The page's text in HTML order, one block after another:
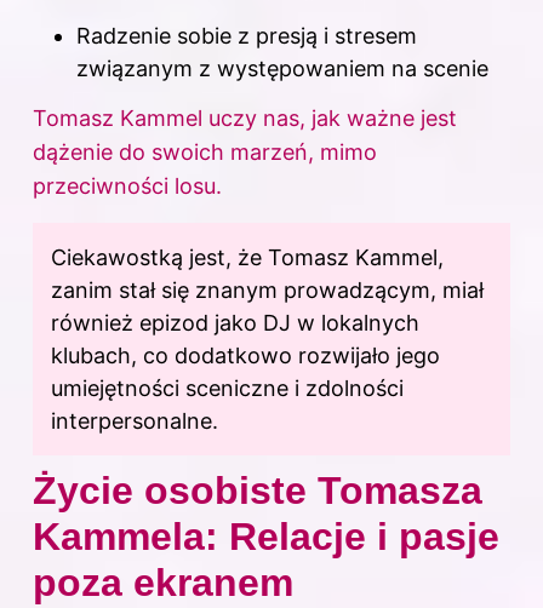
Radzenie sobie z presją i stresem
związanym z występowaniem na scenie
Tomasz Kammel uczy nas, jak ważne jest
dążenie do swoich marzeń, mimo
przeciwności losu.
Ciekawostką jest, że Tomasz Kammel,
zanim stał się znanym prowadzącym, miał
również epizod jako DJ w lokalnych
klubach, co dodatkowo rozwijało jego
umiejętności sceniczne i zdolności
interpersonalne.
Życie osobiste Tomasza
Kammela: Relacje i pasje
poza ekranem